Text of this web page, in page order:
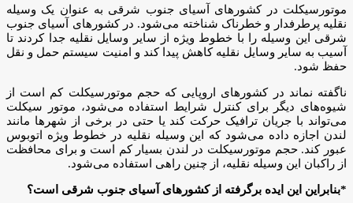
موتورسیکلت در کشورهای آسیای جنوب شرقی به عنوان یک وسیله
نقلیه پرطرفدار و خطرناک شناخته می‌شود. در کشورهای آسیای جنوب
شرقی این وسیله را با خطوط ویژه از سایر وسایل نقلیه جدا کردند تا
آسیب به سایر وسایل نقلیه کاهش پیدا کند و امنیت سیستم حمل و نقل
حفظ شود.
ناگفته نماند در کشورهای اروپایی که حجم موتورسیکلت کم است از
شیوه‌های دیگر برای کنترل شرایط استفاده می‌شود، موتور سیکلت
می‌تواند با جریان ترافیک حرکت کند یا حتی در برخی از شهرها مانند
لندن اجازه داده می‌شود که این وسیله نقلیه در خطوط ویژه اتوبوس
عبور ‌کند. حجم موتورسیکلت در لندن بسیار کم است و برای محافظت
از راکبان این وسیله نقلیه، از چنین راهی استفاده می‌شود.
*بنابراین این ایده برگرفته از کشورهای آسیای جنوب شرقی است؟